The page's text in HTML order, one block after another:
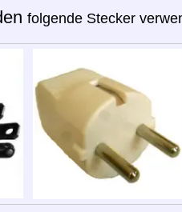
folgende Stecker